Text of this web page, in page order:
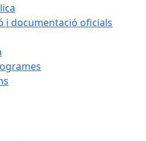
i documentació oficials